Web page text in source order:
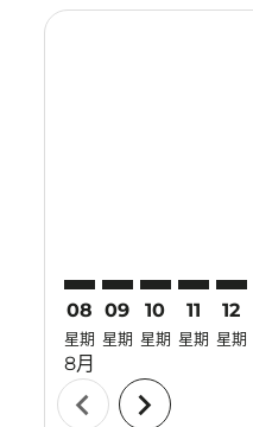
08
星期
8月
09
星期
10
星期
11
星期
12
星期
chevron_left chevron_right